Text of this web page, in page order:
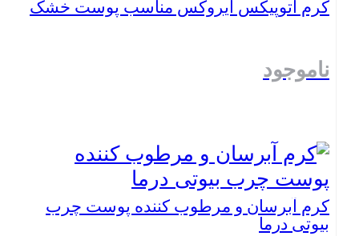
کرم آتوپیکس ایروکس مناسب پوست خشک
ناموجود
بستن
کرم آبرسان و مرطوب کننده پوست چرب
بیوتی درما